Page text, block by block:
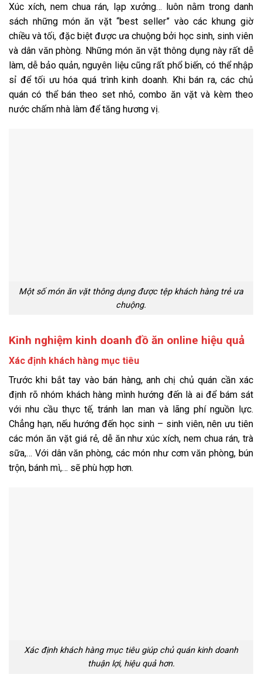
Xúc xích, nem chua rán, lạp xưởng… luôn nằm trong danh
sách những món ăn vặt “best seller” vào các khung giờ
chiều và tối, đặc biệt được ưa chuộng bởi học sinh, sinh viên
và dân văn phòng. Những món ăn vặt thông dụng này rất dễ
làm, dễ bảo quản, nguyên liệu cũng rất phổ biến, có thể nhập
sỉ để tối ưu hóa quá trình kinh doanh. Khi bán ra, các chủ
quán có thể bán theo set nhỏ, combo ăn vặt và kèm theo
nước chấm nhà làm để tăng hương vị.
Một số món ăn vặt thông dụng được tệp khách hàng trẻ ưa
chuộng.
Kinh nghiệm kinh doanh đồ ăn online hiệu quả
Xác định khách hàng mục tiêu
Trước khi bắt tay vào bán hàng, anh chị chủ quán cần xác
định rõ nhóm khách hàng mình hướng đến là ai để bám sát
với nhu cầu thực tế, tránh lan man và lãng phí nguồn lực.
Chẳng hạn, nếu hướng đến học sinh – sinh viên, nên ưu tiên
các món ăn vặt giá rẻ, dễ ăn như xúc xích, nem chua rán, trà
sữa,… Với dân văn phòng, các món như cơm văn phòng, bún
trộn, bánh mì,… sẽ phù hợp hơn.
Xác định khách hàng mục tiêu giúp chủ quán kinh doanh
thuận lợi, hiệu quả hơn.